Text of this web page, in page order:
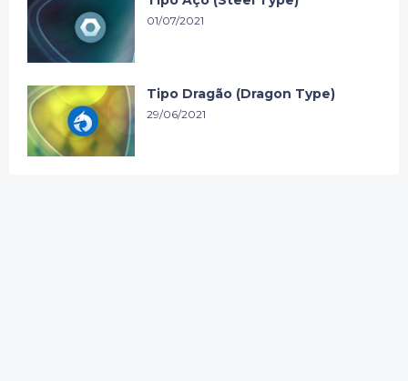
01/07/2021
Tipo Dragão (Dragon Type)
29/06/2021